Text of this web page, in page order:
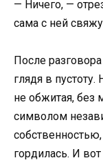
— Ничего, —
сама с ней
После
глядя в
не обжитая, без
символом
гордилась. И вот